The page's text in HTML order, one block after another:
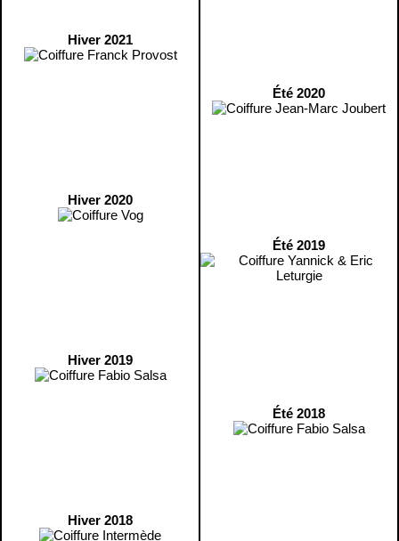
Hiver 2021
Hiver 2020
Hiver 2019
Hiver 2018
Été 2020
Été 2019
Été 2018